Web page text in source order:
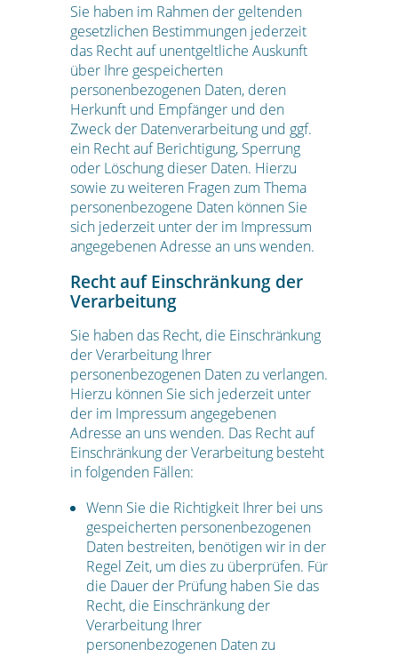
Sie haben im Rahmen der geltenden
gesetzlichen Bestimmungen jederzeit
das Recht auf unentgeltliche Auskunft
über Ihre gespeicherten
personenbezogenen Daten, deren
Herkunft und Empfänger und den
Zweck der Datenverarbeitung und ggf.
ein Recht auf Berichtigung, Sperrung
oder Löschung dieser Daten. Hierzu
sowie zu weiteren Fragen zum Thema
personenbezogene Daten können Sie
sich jederzeit unter der im Impressum
angegebenen Adresse an uns wenden.
Recht auf Einschränkung der
Verarbeitung
Sie haben das Recht, die Einschränkung
der Verarbeitung Ihrer
personenbezogenen Daten zu verlangen.
Hierzu können Sie sich jederzeit unter
der im Impressum angegebenen
Adresse an uns wenden. Das Recht auf
Einschränkung der Verarbeitung besteht
in folgenden Fällen:
Wenn Sie die Richtigkeit Ihrer bei uns
gespeicherten personenbezogenen
Daten bestreiten, benötigen wir in der
Regel Zeit, um dies zu überprüfen. Für
die Dauer der Prüfung haben Sie das
Recht, die Einschränkung der
Verarbeitung Ihrer
personenbezogenen Daten zu